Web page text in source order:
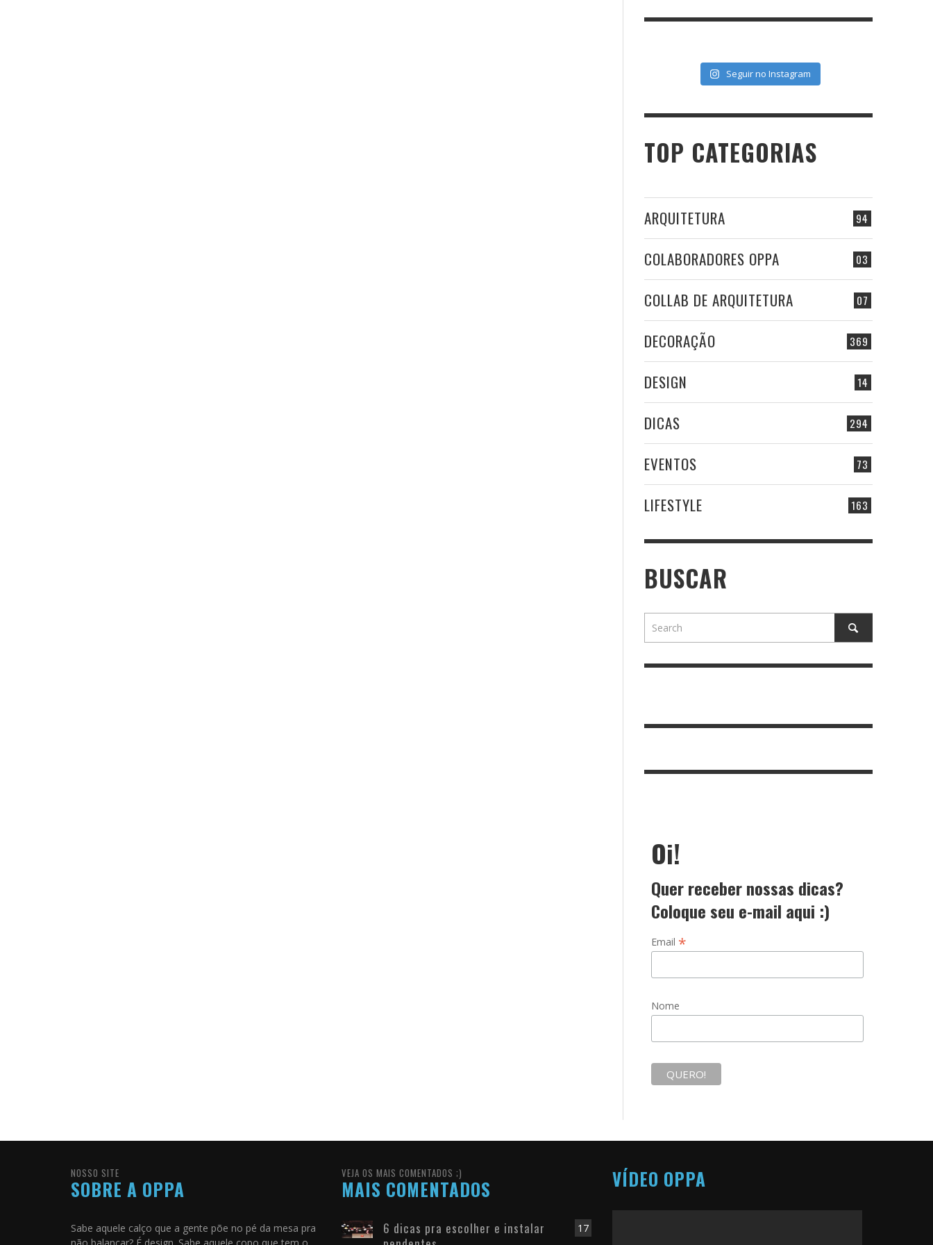
Seguir no Instagram
TOP CATEGORIAS
94
ARQUITETURA
03
COLABORADORES OPPA
07
COLLAB DE ARQUITETURA
369
DECORAÇÃO
14
DESIGN
294
DICAS
73
EVENTOS
163
LIFESTYLE
BUSCAR
Oi!
Quer receber nossas dicas?
Coloque seu e-mail aqui :)
Email *
Nome
NOSSO SITE
SOBRE A OPPA
Sabe aquele calço que a gente põe no pé da mesa pra
VEJA OS MAIS COMENTADOS ;)
MAIS COMENTADOS
17
6 dicas pra escolher e instalar
VÍDEO OPPA